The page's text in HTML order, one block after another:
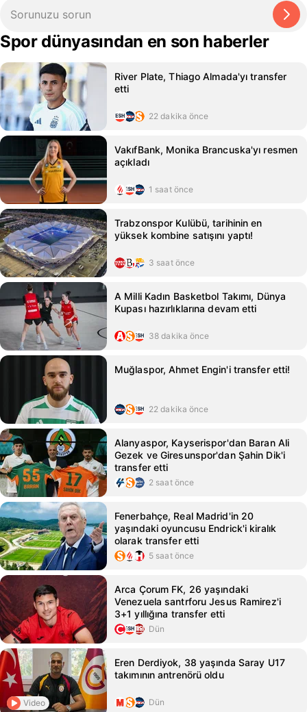
Spor dünyasından en son haberler
River Plate, Thiago Almada'yı transfer
etti
22 dakika önce
VakıfBank, Monika Brancuska'yı resmen
açıkladı
1 saat önce
Trabzonspor Kulübü, tarihinin en
yüksek kombine satışını yaptı!
3 saat önce
A Milli Kadın Basketbol Takımı, Dünya
Kupası hazırlıklarına devam etti
38 dakika önce
Muğlaspor, Ahmet Engin'i transfer etti!
22 dakika önce
Alanyaspor, Kayserispor'dan Baran Ali
Gezek ve Giresunspor'dan Şahin Dik'i
transfer etti
2 saat önce
Fenerbahçe, Real Madrid'in 20
yaşındaki oyuncusu Endrick'i kiralık
olarak transfer etti
5 saat önce
Arca Çorum FK, 26 yaşındaki
Venezuela santrforu Jesus Ramirez'i
3+1 yıllığına transfer etti
Dün
Video
Eren Derdiyok, 38 yaşında Saray U17
takımının antrenörü oldu
Dün